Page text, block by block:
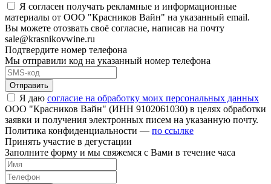
Я согласен получать рекламные и информационные
материалы от ООО "Красников Вайн" на указанный email.
Вы можете отозвать своё согласие, написав на почту
sale@krasnikovwine.ru
Подтвердите номер телефона
Мы отправили код на указанный номер телефона
Отправить
Я даю согласие на обработку моих персональных данных
ООО "Красников Вайн" (ИНН 9102061030) в целях обработки
заявки и получения электронных писем на указанную почту.
Политика конфиденциальности — по ссылке
Принять участие в дегустации
Заполните форму и мы свяжемся с Вами в течение часа